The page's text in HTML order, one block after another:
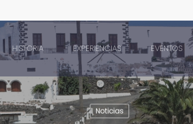
HISTORIA EXPERIENCIAS EVENTOS
Noticias